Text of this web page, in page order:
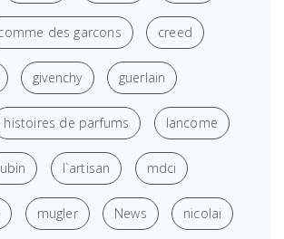
des garcons creed
givenchy guerlain
histoires de parfums lancome
l`artisan mdci
mugler News nicolai